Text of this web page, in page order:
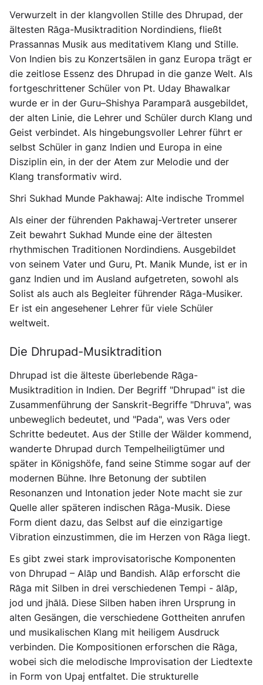
Verwurzelt in der klangvollen Stille des Dhrupad, der
ältesten Rāga-Musiktradition Nordindiens, fließt
Prassannas Musik aus meditativem Klang und Stille.
Von Indien bis zu Konzertsälen in ganz Europa trägt er
die zeitlose Essenz des Dhrupad in die ganze Welt. Als
fortgeschrittener Schüler von Pt. Uday Bhawalkar
wurde er in der Guru–Shishya Paramparā ausgebildet,
der alten Linie, die Lehrer und Schüler durch Klang und
Geist verbindet. Als hingebungsvoller Lehrer führt er
selbst Schüler in ganz Indien und Europa in eine
Disziplin ein, in der der Atem zur Melodie und der
Klang transformativ wird.
Shri Sukhad Munde Pakhawaj: Alte indische Trommel
Als einer der führenden Pakhawaj-Vertreter unserer
Zeit bewahrt Sukhad Munde eine der ältesten
rhythmischen Traditionen Nordindiens. Ausgebildet
von seinem Vater und Guru, Pt. Manik Munde, ist er in
ganz Indien und im Ausland aufgetreten, sowohl als
Solist als auch als Begleiter führender Rāga-Musiker.
Er ist ein angesehener Lehrer für viele Schüler
weltweit.
Die Dhrupad-Musiktradition
Dhrupad ist die älteste überlebende Rāga-
Musiktradition in Indien. Der Begriff "Dhrupad" ist die
Zusammenführung der Sanskrit-Begriffe "Dhruva", was
unbeweglich bedeutet, und "Pada", was Vers oder
Schritte bedeutet. Aus der Stille der Wälder kommend,
wanderte Dhrupad durch Tempelheiligtümer und
später in Königshöfe, fand seine Stimme sogar auf der
modernen Bühne. Ihre Betonung der subtilen
Resonanzen und Intonation jeder Note macht sie zur
Quelle aller späteren indischen Rāga-Musik. Diese
Form dient dazu, das Selbst auf die einzigartige
Vibration einzustimmen, die im Herzen von Rāga liegt.
Es gibt zwei stark improvisatorische Komponenten
von Dhrupad – Alāp und Bandish. Alāp erforscht die
Rāga mit Silben in drei verschiedenen Tempi - ālāp,
jod und jhālā. Diese Silben haben ihren Ursprung in
alten Gesängen, die verschiedene Gottheiten anrufen
und musikalischen Klang mit heiligem Ausdruck
verbinden. Die Kompositionen erforschen die Rāga,
wobei sich die melodische Improvisation der Liedtexte
in Form von Upaj entfaltet. Die strukturelle